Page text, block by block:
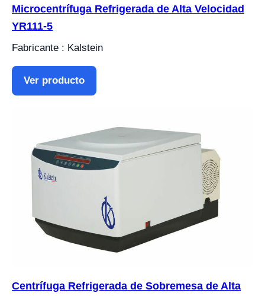
Microcentrífuga Refrigerada de Alta Velocidad
YR111-5
Fabricante : Kalstein
Ver producto
Centrífuga Refrigerada de Sobremesa de Alta